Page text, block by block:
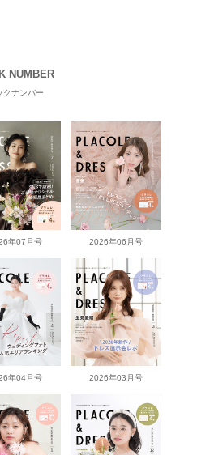
NUMBER
クナンバー
年07月号 2026年06月号
年04月号 2026年03月号